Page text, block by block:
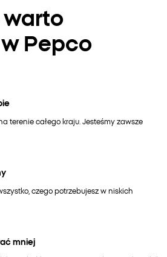
Pepco
terenie całego kraju. Jesteśmy zawsze
czego potrzebujesz w niskich
mniej